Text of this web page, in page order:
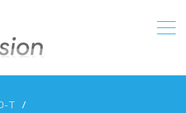
T